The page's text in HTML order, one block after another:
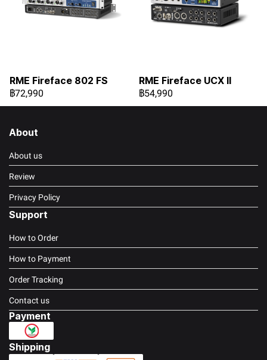
RME Fireface 802 FS
฿72,990
RME Fireface UCX II
฿54,990
About
About us
Review
Privacy Policy
Support
How to Order
How to Payment
Order Tracking
Contact us
Payment
Shipping